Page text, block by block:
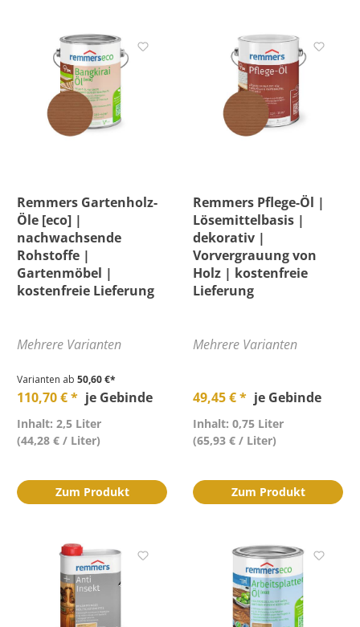
Remmers Gartenholz-
Öle [eco] |
nachwachsende
Rohstoffe |
Gartenmöbel |
kostenfreie Lieferung
Mehrere Varianten
Varianten ab 50,60 €*
110,70 € * je Gebinde
Inhalt: 2,5 Liter
(44,28 € / Liter)
Zum Produkt
Remmers Pflege-Öl |
Lösemittelbasis |
dekorativ |
Vorvergrauung von
Holz | kostenfreie
Lieferung
Mehrere Varianten
49,45 € * je Gebinde
Inhalt: 0,75 Liter
(65,93 € / Liter)
Zum Produkt